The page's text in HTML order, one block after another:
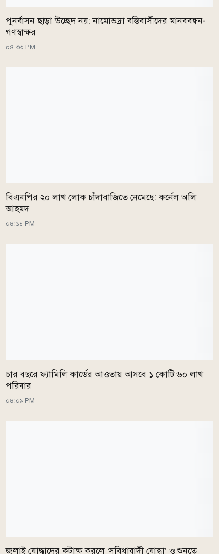
পুনর্বাসন ছাড়া উচ্ছেদ নয়: নামোভদ্রা বস্তিবাসীদের মানববন্ধন-
গণস্বাক্ষর
০৪:৩৩ PM
বিএনপির ২০ লাখ লোক চাঁদাবাজিতে নেমেছে: কর্নেল অলি
আহমদ
০৪:১৪ PM
চার বছরে ফ্যামিলি কার্ডের আওতায় আসবে ১ কোটি ৬০ লাখ
পরিবার
০৪:০৯ PM
জুলাই যোদ্ধাদের কটাক্ষ করলে ‘সুবিধাবাদী যোদ্ধা’ ও শুনতে